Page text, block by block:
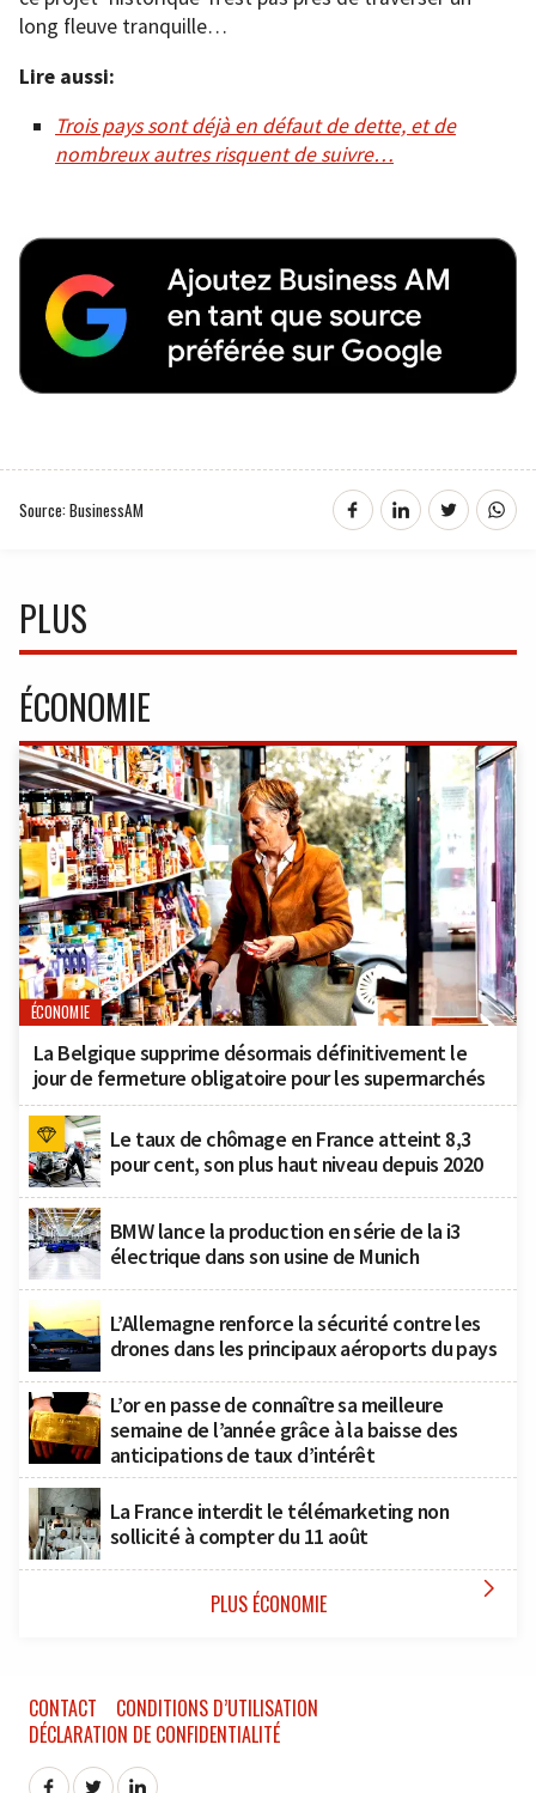
long fleuve tranquille…
Lire aussi:
Trois pays sont déjà en défaut de dette, et de
nombreux autres risquent de suivre…
Source: BusinessAM
PLUS
ÉCONOMIE
ÉCONOMIE
La Belgique supprime désormais définitivement le
jour de fermeture obligatoire pour les supermarchés
Le taux de chômage en France atteint 8,3
pour cent, son plus haut niveau depuis 2020
BMW lance la production en série de la i3
électrique dans son usine de Munich
L’Allemagne renforce la sécurité contre les
drones dans les principaux aéroports du pays
L’or en passe de connaître sa meilleure
semaine de l’année grâce à la baisse des
anticipations de taux d’intérêt
La France interdit le télémarketing non
sollicité à compter du 11 août
PLUS ÉCONOMIE 
CONTACT
CONDITIONS D’UTILISATION
DÉCLARATION DE CONFIDENTIALITÉ